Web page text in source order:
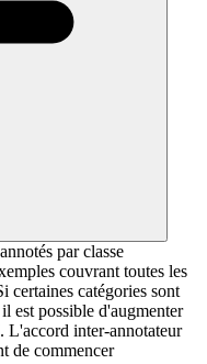
par classe
couvrant toutes les
certaines catégories sont
est possible d'augmenter
L'accord inter-annotateur
de commencer